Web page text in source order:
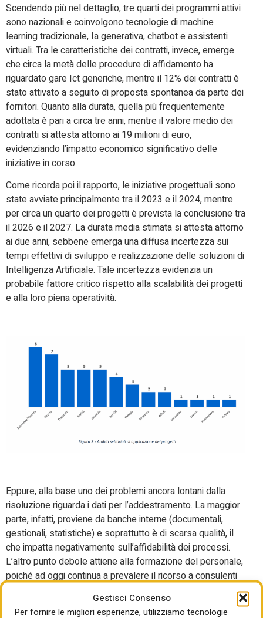
Gestisci Consenso
Per fornire le migliori esperienze, utilizziamo tecnologie
Scendendo più nel dettaglio, tre quarti dei programmi attivi
sono nazionali e coinvolgono tecnologie di machine
learning tradizionale, Ia generativa, chatbot e assistenti
virtuali. Tra le caratteristiche dei contratti, invece, emerge
che circa la metà delle procedure di affidamento ha
riguardato gare Ict generiche, mentre il 12% dei contratti è
stato attivato a seguito di proposta spontanea da parte dei
fornitori. Quanto alla durata, quella più frequentemente
adottata è pari a circa tre anni, mentre il valore medio dei
contratti si attesta attorno ai 19 milioni di euro,
evidenziando l’impatto economico significativo delle
iniziative in corso.
Come ricorda poi il rapporto, le iniziative progettuali sono
state avviate principalmente tra il 2023 e il 2024, mentre
per circa un quarto dei progetti è prevista la conclusione tra
il 2026 e il 2027. La durata media stimata si attesta attorno
ai due anni, sebbene emerga una diffusa incertezza sui
tempi effettivi di sviluppo e realizzazione delle soluzioni di
Intelligenza Artificiale. Tale incertezza evidenzia un
probabile fattore critico rispetto alla scalabilità dei progetti
e alla loro piena operatività.
Eppure, alla base uno dei problemi ancora lontani dalla
risoluzione riguarda i dati per l’addestramento. La maggior
parte, infatti, proviene da banche interne (documentali,
gestionali, statistiche) e soprattutto è di scarsa qualità, il
che impatta negativamente sull’affidabilità dei processi.
L’altro punto debole attiene alla formazione del personale,
poiché ad oggi continua a prevalere il ricorso a consulenti
Kpi (key performance indicator) definiti, sollevando dubbi